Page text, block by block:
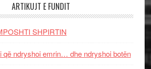
ARTIKUJT E FUNDIT
SHPIRTIN
që ndryshoi emrin… dhe ndryshoi botën